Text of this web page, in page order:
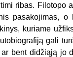
ribas. Filotopo
pasakojimas, o
kuriame
gali
bent didžiąją jo